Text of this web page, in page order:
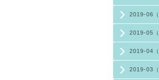
2019-06（
2019-05（
2019-04（
2019-03（